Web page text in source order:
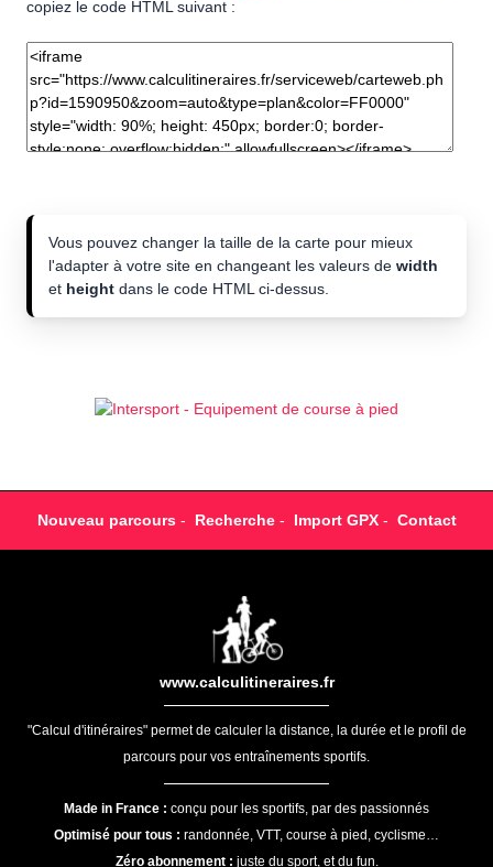
copiez le code HTML suivant :
Vous pouvez changer la taille de la carte pour mieux
l'adapter à votre site en changeant les valeurs de width
et height dans le code HTML ci-dessus.
Nouveau parcours- Recherche- Import GPX- Contact
www.calculitineraires.fr
"Calcul d'itinéraires" permet de calculer la distance, la durée et le profil de
parcours pour vos entraînements sportifs.
Made in France : conçu pour les sportifs, par des passionnés
Optimisé pour tous : randonnée, VTT, course à pied, cyclisme…
Zéro abonnement : juste du sport, et du fun.